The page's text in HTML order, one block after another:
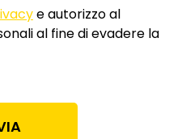
e autorizzo al
al fine di evadere la